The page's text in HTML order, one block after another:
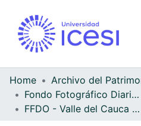
Home
Fondo Fotográfico Diario Occidente
FFDO - Valle del Cauca - Patrimonial